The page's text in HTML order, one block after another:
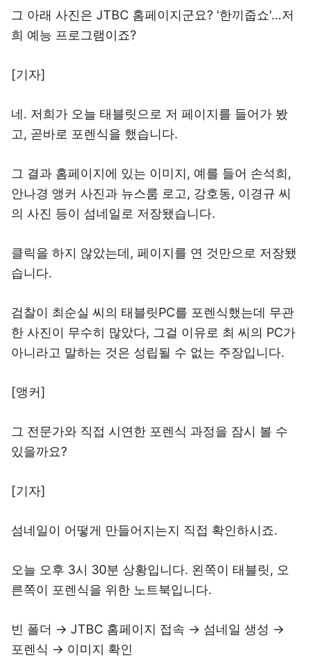
그 아래 사진은 JTBC 홈페이지군요? '한끼줍쇼'…저
희 예능 프로그램이죠?
[기자]
네. 저희가 오늘 태블릿으로 저 페이지를 들어가 봤
고, 곧바로 포렌식을 했습니다.
그 결과 홈페이지에 있는 이미지, 예를 들어 손석희,
안나경 앵커 사진과 뉴스룸 로고, 강호동, 이경규 씨
의 사진 등이 섬네일로 저장됐습니다.
클릭을 하지 않았는데, 페이지를 연 것만으로 저장됐
습니다.
검찰이 최순실 씨의 태블릿PC를 포렌식했는데 무관
한 사진이 무수히 많았다, 그걸 이유로 최 씨의 PC가
아니라고 말하는 것은 성립될 수 없는 주장입니다.
[앵커]
그 전문가와 직접 시연한 포렌식 과정을 잠시 볼 수
있을까요?
[기자]
섬네일이 어떻게 만들어지는지 직접 확인하시죠.
오늘 오후 3시 30분 상황입니다. 왼쪽이 태블릿, 오
른쪽이 포렌식을 위한 노트북입니다.
빈 폴더 → JTBC 홈페이지 접속 → 섬네일 생성 →
포렌식 → 이미지 확인